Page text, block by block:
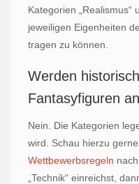
Kategorien „Realismus“
jeweiligen Eigenheiten
tragen zu können.
Werden
Fantasyfiguren
Nein. Die Kategorien
wird. Schau hierzu
Wettbewerbsregeln
„Technik“ einreichst,